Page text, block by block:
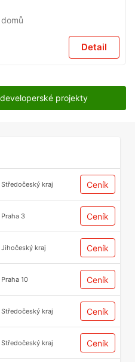
Detail
projekty
Středočeský kraj Ceník
Praha 3 Ceník
Jihočeský kraj Ceník
Praha 10 Ceník
Středočeský kraj Ceník
Středočeský kraj Ceník